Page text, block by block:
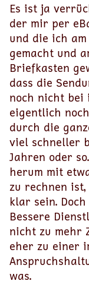
Es ist ja
der mir per
und die ich
gemacht und
Briefkasten
dass die
noch nicht bei
eigentlich
durch die
viel schneller
Jahren oder
herum mit
zu rechnen
klar sein.
Bessere
nicht zu mehr
eher zu einer
was.